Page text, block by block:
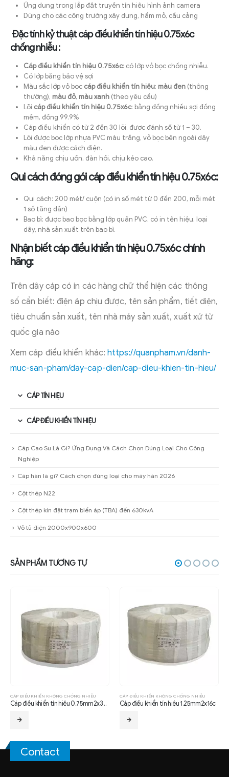
Ứng dụng trong lắp đặt truyền tín hiệu hình ảnh camera
Dùng cho các công trường xây dựng, hầm mỏ, cầu cảng
Đặc tính kỷ thuật cáp điều khiển tín hiệu 0.75x6c
chống nhiễu :
Cáp điều khiển tín hiệu 0.75x6c: có lớp vỏ bọc chống nhiễu.
Có lớp băng bảo vệ sợi
Màu sắc lớp vỏ bọc cáp điều khiển tín hiệu: màu đen (thông
thường), màu đỏ, màu xanh (theo yêu cầu)
Lõi cáp điều khiển tín hiệu 0.75x6c: bằng đồng nhiều sợi đồng
mềm, đồng 99.9%
Cáp điều khiển có từ 2 đến 30 lõi, được đánh số từ 1 – 30.
Lõi được bọc lớp nhựa PVC màu trắng, vỏ bọc bên ngoài dây
màu đen được cách điện.
Khả năng chịu uốn, đàn hồi, chịu kéo cao.
Qui cách đóng gói cáp điều khiển tín hiệu 0.75x6c:
Qui cách: 200 mét/ cuộn (có in số mét từ 0 đến 200, mỗi mét
1 số tăng dần)
Bao bì: được bao bọc bằng lớp quấn PVC, có in tên hiệu, loại
dây, nhà sản xuất trên bao bì.
Nhận biết cáp điều khiển tín hiệu 0.75x6c chính
hãng:
Trên dây cáp có in các hàng chữ thể hiện các thông
số cần biết: điện áp chịu được, tên sản phẩm, tiết diện,
tiêu chuẩn sản xuất, tên nhà máy sản xuất, xuất xứ từ
quốc gia nào
Xem cáp điểu khiển khác:https://quanpham.vn/danh-
muc-san-pham/day-cap-dien/cap-dieu-khien-tin-hieu/
CÁP TÍN HIỆU
CÁP ĐIỀU KHIỂN TÍN HIỆU
Cáp Cao Su Là Gì? Ứng Dụng Và Cách Chọn Đúng Loại Cho Công
Nghiệp
Cáp hàn là gì? Cách chọn đúng loại cho máy hàn 2026
Cột thép N22
Cột thép kín đặt trạm biến áp (TBA) đến 630kvA
Vỏ tủ điện 2000x900x600
SẢN PHẨM TƯƠNG TỰ
CÁP ĐIỀU KHIỂN KHÔNG CHỐNG NHIỄU
Cáp điều khiển tín hiệu 0.75mm2x30c
CÁP ĐIỀU KHIỂN KHÔNG CHỐNG NHIỄU
Cáp điều khiển tín hiệu 1.25mm2x16c
Contact